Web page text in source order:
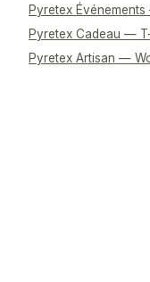
Pyretex
Pyretex Cadeau —
Pyretex Artisan —